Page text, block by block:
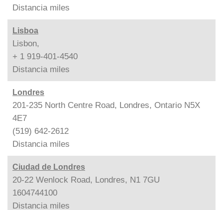
Distancia miles
Lisboa
Lisbon,
+ 1 919-401-4540
Distancia miles
Londres
201-235 North Centre Road, Londres, Ontario N5X
4E7
(519) 642-2612
Distancia miles
Ciudad de Londres
20-22 Wenlock Road, Londres, N1 7GU
1604744100
Distancia miles